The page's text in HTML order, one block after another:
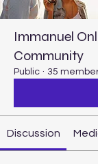
Immanuel
Community
Public · 35
Discussion